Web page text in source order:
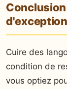
Cuire des
condition de
vous optiez